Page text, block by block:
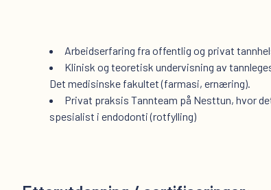
Arbeidserfaring fra offentlig og privat
Klinisk og teoretisk undervisning av
Det medisinske fakultet (farmasi, ernæring).
Privat praksis Tannteam på Nesttun, hvor
spesialist i endodonti (rotfylling)